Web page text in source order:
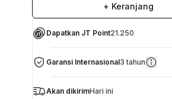
+ Keranjang
Dapatkan JT Point21.250
Garansi Internasional3 tahun
Akan dikirimHari ini